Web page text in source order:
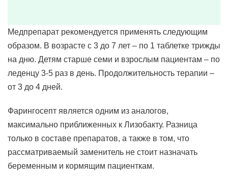
Медпрепарат рекомендуется применять следующим
образом. В возрасте с 3 до 7 лет – по 1 таблетке трижды
на дню. Детям старше семи и взрослым пациентам – по
леденцу 3-5 раз в день. Продолжительность терапии –
от 3 до 4 дней.
Фарингосепт является одним из аналогов,
максимально приближенных к Лизобакту. Разница
только в составе препаратов, а также в том, что
рассматриваемый заменитель не стоит назначать
беременным и кормящим пациенткам.